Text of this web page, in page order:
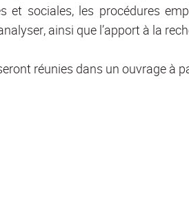
et sociales, les procédures
ainsi que l’apport à la
réunies dans un ouvrage à